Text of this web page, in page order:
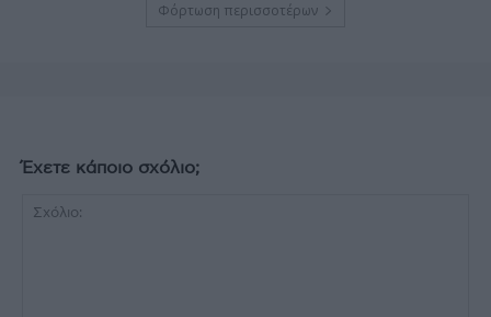
Φόρτωση περισσοτέρων
Έχετε κάποιο σχόλιο;